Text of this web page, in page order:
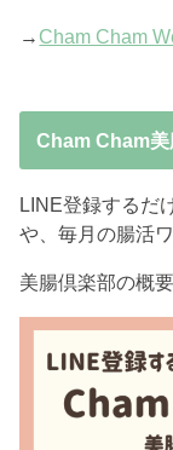
→ Cham Cham
Cham Cham美
LINE登録するだ
や、毎月の腸活
美腸倶楽部の概